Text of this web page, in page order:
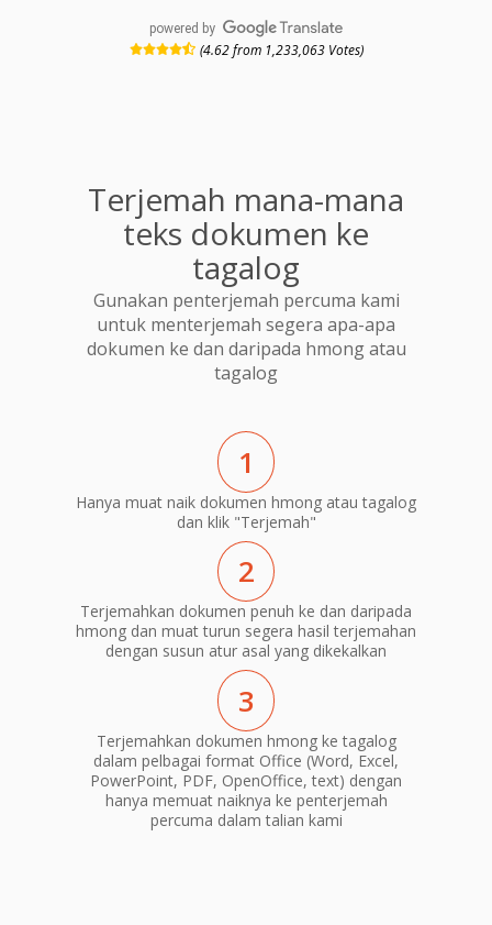
powered by
(4.62 from 1,233,063 Votes)
Terjemah mana-mana
teks dokumen ke
tagalog
Gunakan penterjemah percuma kami
untuk menterjemah segera apa-apa
dokumen ke dan daripada hmong atau
tagalog
1
Hanya muat naik dokumen hmong atau tagalog
dan klik "Terjemah"
2
Terjemahkan dokumen penuh ke dan daripada
hmong dan muat turun segera hasil terjemahan
dengan susun atur asal yang dikekalkan
3
Terjemahkan dokumen hmong ke tagalog
dalam pelbagai format Office (Word, Excel,
PowerPoint, PDF, OpenOffice, text) dengan
hanya memuat naiknya ke penterjemah
percuma dalam talian kami